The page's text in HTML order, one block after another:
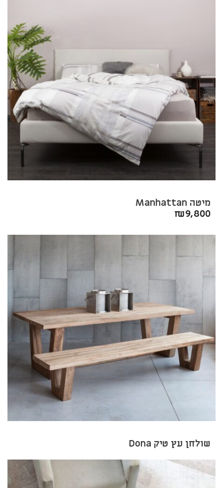
מיטה Manhattan
₪9,800
שולחן עץ טיק Dona